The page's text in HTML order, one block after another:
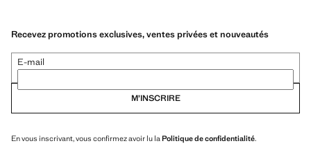
Recevez promotions exclusives, ventes privées et nouveautés
E-mail
M’INSCRIRE
En vous inscrivant, vous confirmez avoir lu la Politique de confidentialité.